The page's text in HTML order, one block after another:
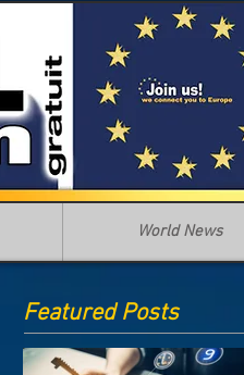
World News
Featured Posts